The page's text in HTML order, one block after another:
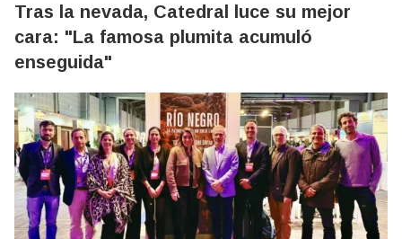
Tras la nevada, Catedral luce su mejor
cara: "La famosa plumita acumuló
enseguida"